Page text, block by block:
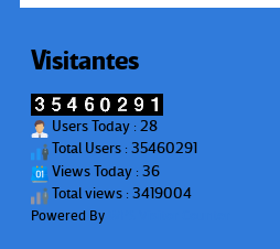
Visitantes
Users Today : 28
Total Users : 35460291
Views Today : 36
Total views : 3419004
Powered By